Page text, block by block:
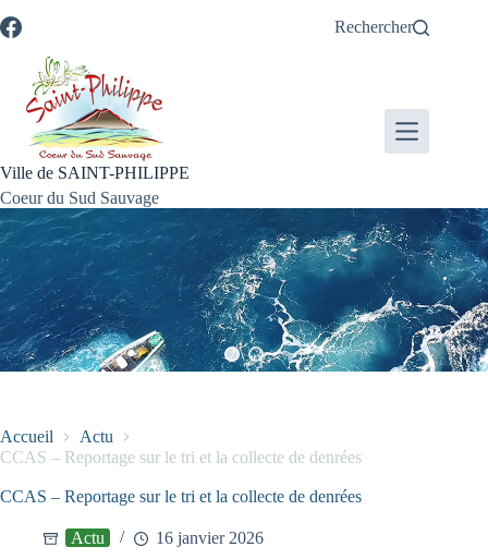
au
au
à
recherche
au
Rechercher
Ville de SAINT-PHILIPPE
Coeur du Sud Sauvage
Accueil
Actu
CCAS – Reportage sur le tri et la collecte de denrées
CCAS – Reportage sur le tri et la collecte de denrées
Actu 16 janvier 2026